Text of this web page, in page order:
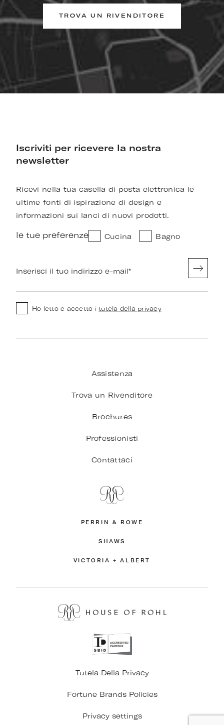
TROVA UN RIVENDITORE
Iscriviti per ricevere la nostra
newsletter
Ricevi nella tua casella di posta elettronica le
ultime fonti di ispirazione di design e
informazioni sui lanci di nuovi prodotti.
le tue preferenze Cucina Bagno
Inserisci il tuo indirizzo e-mail*
Ho letto e accetto itutela della privacy
Assistenza
Trova un Rivenditore
Brochures
Professionisti
Contattaci
PERRIN & ROWE
SHAWS
VICTORIA + ALBERT
Tutela Della Privacy
Fortune Brands Policies
Privacy settings